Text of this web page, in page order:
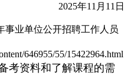
2025年11月11日
事业单位公开招聘工作人员
646955/55/15422964.html
考资料和了解课程的需